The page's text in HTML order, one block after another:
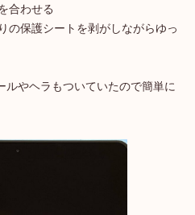
合わせる
の保護シートを剥がしながらゆっ
ルやヘラもついていたので簡単に